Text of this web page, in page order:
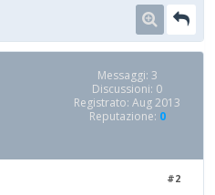
Messaggi: 3
Discussioni: 0
Registrato: Aug 2013
Reputazione: 0
#2